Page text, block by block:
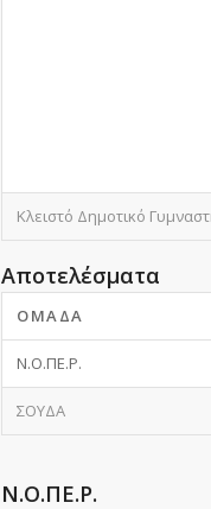
Κλειστό Δημοτικό
Αποτελέσματα
ΟΜΆΔΑ
Ν.Ο.ΠΕ.Ρ.
ΣΟΥΔΑ
Ν.Ο.ΠΕ.Ρ.